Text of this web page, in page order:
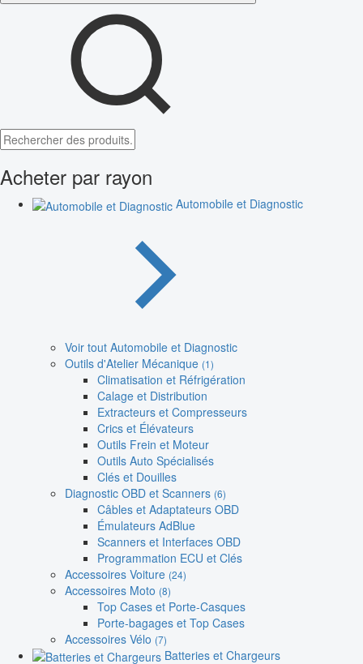
Acheter par rayon
Automobile et Diagnostic
Voir tout Automobile et Diagnostic
Outils d'Atelier Mécanique (1)
Climatisation et Réfrigération
Calage et Distribution
Extracteurs et Compresseurs
Crics et Élévateurs
Outils Frein et Moteur
Outils Auto Spécialisés
Clés et Douilles
Diagnostic OBD et Scanners (6)
Câbles et Adaptateurs OBD
Émulateurs AdBlue
Scanners et Interfaces OBD
Programmation ECU et Clés
Accessoires Voiture (24)
Accessoires Moto (8)
Top Cases et Porte-Casques
Porte-bagages et Top Cases
Accessoires Vélo (7)
Batteries et Chargeurs